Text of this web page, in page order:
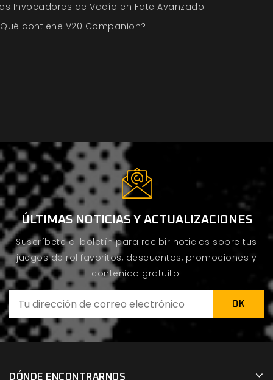
Invocadores de Vacío en Fate Avanzado
contiene V20 Companion?
ÚLTIMAS NOTICIAS Y ACTUALIZACIONES
Suscríbete al boletín para recibir noticias sobre tus
juegos de rol favoritos, descuentos, promociones y
contenido gratuito.
DÓNDE ENCONTRARNOS